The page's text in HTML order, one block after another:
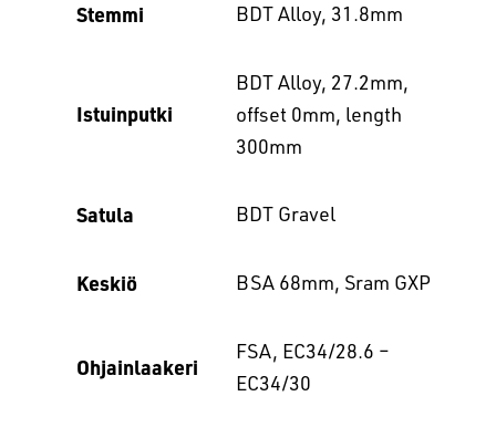
Stemmi BDT Alloy, 31.8mm
Istuinputki
BDT Alloy, 27.2mm,
offset 0mm, length
300mm
Satula BDT Gravel
Keskiö BSA 68mm, Sram GXP
Ohjainlaakeri
FSA, EC34/28.6 –
EC34/30